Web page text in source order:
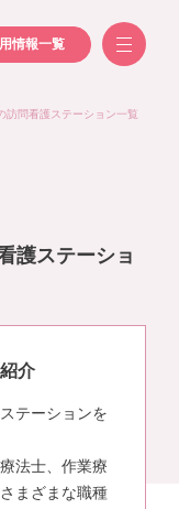
情報一覧
訪問看護ステーション一覧
護ステーショ
介
テーションを
法士、作業療
まざまな職種